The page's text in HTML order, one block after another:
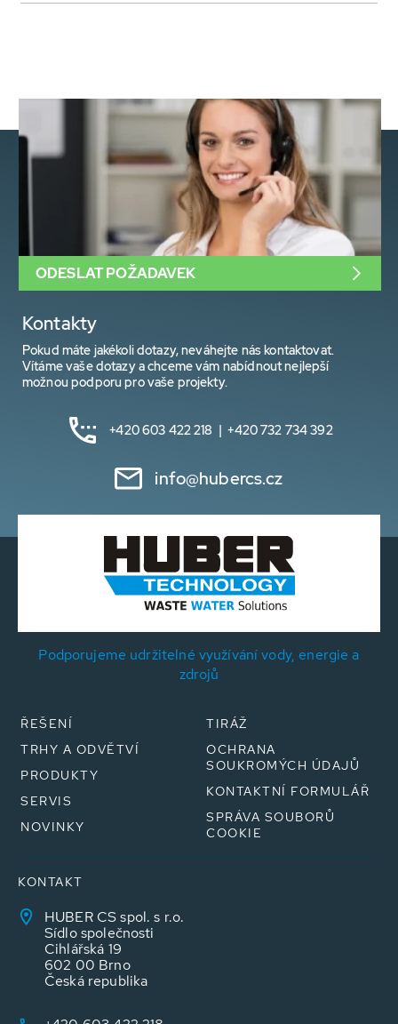
Kontakty
Pokud máte jakékoli dotazy, neváhejte nás kontaktovat.
Vítáme vaše dotazy a chceme vám nabídnout nejlepší
možnou podporu pro vaše projekty.
+420 603 422 218 | +420 732 734 392
info@hubercs.cz
ODESLAT POŽADAVEK
Podporujeme udržitelné využívání vody, energie a
zdrojů
ŘEŠENÍ
TRHY A ODVĚTVÍ
PRODUKTY
SERVIS
NOVINKY
TIRÁŽ
OCHRANA
SOUKROMÝCH ÚDAJŮ
KONTAKTNÍ FORMULÁŘ
SPRÁVA SOUBORŮ
COOKIE
KONTAKT
HUBER CS spol. s r.o.
Sídlo společnosti
Cihlářská 19
602 00 Brno
Česká republika